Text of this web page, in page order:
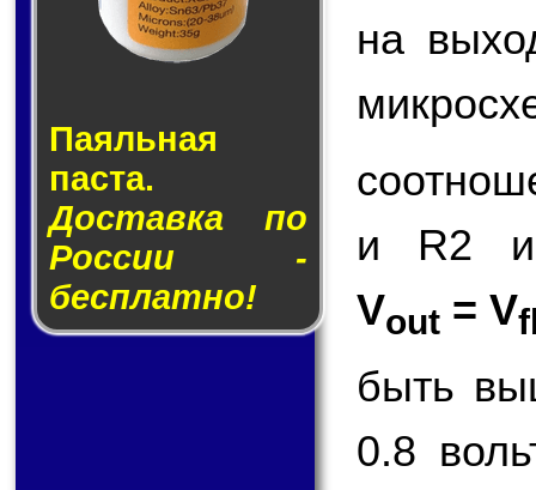
Паяльная
паста.
Доставка по
России -
бесплатно!
на
и R2 и
Vout = V
быть
0.8